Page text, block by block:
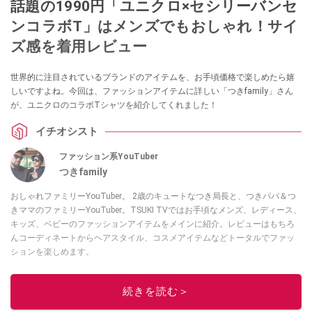
話題の1990円「ユニクロ×セシリーバンセ
ンコラボT」はメンズでもおしゃれ！サイ
ズ感を着用レビュー
世界的に注目されているブランドのアイテムを、お手頃価格で楽しめたら嬉
しいですよね。今回は、ファッションアイテムに詳しい「つきfamily」さん
が、ユニクロのコラボTシャツを紹介してくれました！
イチオシスト
ファッション系YouTuber
つきfamily
おしゃれファミリーYouTuber。 2歳のキュートなつき局長と、つきパパ＆つ
きママのファミリーYouTuber。TSUKI TVではお手頃なメンズ、レディース、
キッズ、ベビーのファッションアイテムをメインに紹介。レビューはもちろ
んコーディネートからヘアスタイル、コスメアイテムなどトータルでファッ
ションを楽しめます。
このイチオシストの他の記事を読む
続きを読む＞